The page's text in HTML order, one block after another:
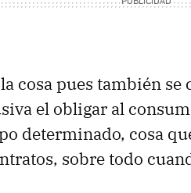
cosa pues también
el obligar al
determinado, cosa
sobre todo